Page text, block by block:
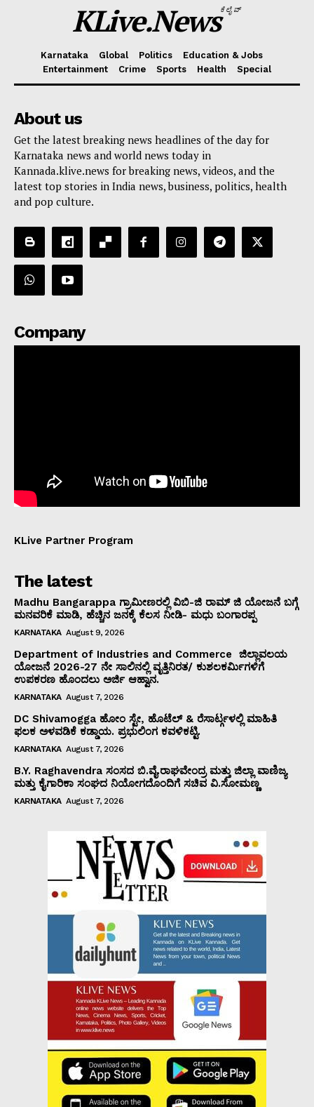
WhatsApp
Facebook
LinkedIn
Messenger
X Telegram
Twitter
EmailCopy
Link
KLive.Newsಕೆಲೈವ್
Karnataka Global Politics
Education & Jobs
Entertainment
Crime Sports Health Special
About us
Get the latest breaking news headlines of the day for
Karnataka news and world news today in
Kannada.klive.news for breaking news, videos, and the
latest top stories in India news, business, politics, health
and pop culture.
Company
KLive Partner Program
The latest
Madhu Bangarappa ಗ್ರಾಮೀಣರಲ್ಲಿ ವಿಬಿ-ಜಿ ರಾಮ್ ಜಿ ಯೋಜನೆ ಬಗ್ಗೆ
ಮನವರಿಕೆ ಮಾಡಿ, ಹೆಚ್ಚಿನ ಜನಕ್ಕೆ ಕೆಲಸ ನೀಡಿ- ಮಧು ಬಂಗಾರಪ್ಪ
KARNATAKA August 9, 2026
Department of Industries and Commerce ಜಿಲ್ಲಾವಲಯ
ಯೋಜನೆ 2026-27 ನೇ ಸಾಲಿನಲ್ಲಿ ವೃತ್ತಿನಿರತ/ ಕುಶಲಕರ್ಮಿಗಳಿಗೆ
ಉಪಕರಣ ಹೊಂದಲು ಅರ್ಜಿ ಆಹ್ವಾನ.
KARNATAKA August 7, 2026
DC Shivamogga ಹೋಂ ಸ್ಟೇ, ಹೊಟೆಲ್ & ರೆಸಾರ್ಟ್ಗಳಲ್ಲಿ ಮಾಹಿತಿ
ಫಲಕ ಅಳವಡಿಕೆ ಕಡ್ಡಾಯ. ಪ್ರಭುಲಿಂಗ ಕವಳಿಕಟ್ಟಿ.
KARNATAKA August 7, 2026
B.Y. Raghavendra ಸಂಸದ ಬಿ.ವೈ.ರಾಘವೇಂದ್ರ ಮತ್ತು ಜಿಲ್ಲಾ ವಾಣಿಜ್ಯ
ಮತ್ತು ಕೈಗಾರಿಕಾ ಸಂಘದ ನಿಯೋಗದೊಂದಿಗೆ ಸಚಿವ ವಿ‌.ಸೋಮಣ್ಣ
KARNATAKA August 7, 2026